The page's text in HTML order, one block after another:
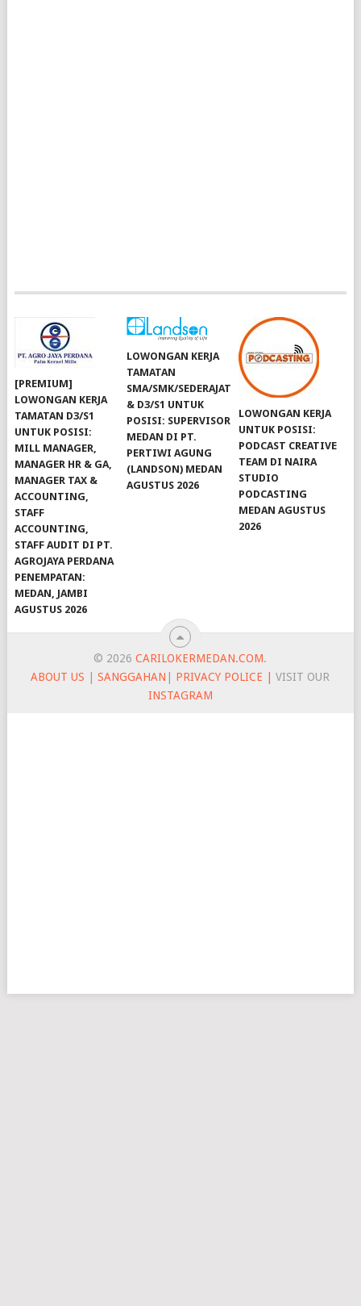
[PREMIUM]
LOWONGAN KERJA
TAMATAN D3/S1
UNTUK POSISI:
MILL MANAGER,
MANAGER HR & GA,
MANAGER TAX &
ACCOUNTING,
STAFF
ACCOUNTING,
STAFF AUDIT DI PT.
AGROJAYA PERDANA
PENEMPATAN:
MEDAN, JAMBI
AGUSTUS 2026
LOWONGAN KERJA
TAMATAN
SMA/SMK/SEDERAJAT
& D3/S1 UNTUK
POSISI: SUPERVISOR
MEDAN DI PT.
PERTIWI AGUNG
(LANDSON) MEDAN
AGUSTUS 2026
LOWONGAN KERJA
UNTUK POSISI:
PODCAST CREATIVE
TEAM DI NAIRA
STUDIO
PODCASTING
MEDAN AGUSTUS
2026
© 2026CARILOKERMEDAN.COM.
ABOUT US |SANGGAHAN PRIVACY POLICE |
VISIT OUR
INSTAGRAM